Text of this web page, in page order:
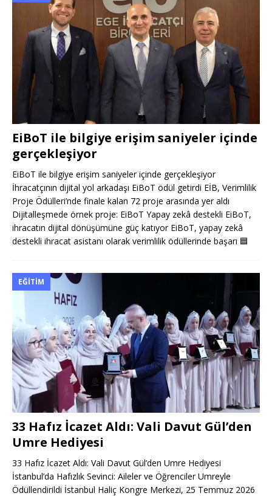
EiBoT ile bilgiye erişim saniyeler içinde
gerçekleşiyor
EiBoT ile bilgiye erişim saniyeler içinde gerçekleşiyor
İhracatçının dijital yol arkadaşı EiBoT ödül getirdi EİB, Verimlilik
Proje Ödülleri’nde finale kalan 72 proje arasında yer aldı
Dijitalleşmede örnek proje: EiBoT Yapay zekâ destekli EiBoT,
ihracatın dijital dönüşümüne güç katıyor EiBoT, yapay zekâ
destekli ihracat asistanı olarak verimlilik ödüllerinde başarı 🟦
EĞITIM
33 Hafız İcazet Aldı: Vali Davut Gül’den
Umre Hediyesi
33 Hafız İcazet Aldı: Vali Davut Gül’den Umre Hediyesi
İstanbul’da Hafızlık Sevinci: Aileler ve Öğrenciler Umreyle
Ödüllendirildi İstanbul Haliç Kongre Merkezi, 25 Temmuz 2026